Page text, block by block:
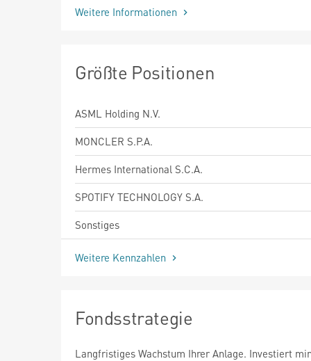
Weitere Informationen
Größte Positionen
ASML Holding N.V.
MONCLER S.P.A.
Hermes International S.C.A.
SPOTIFY TECHNOLOGY S.A.
Sonstiges
Weitere Kennzahlen
Fondsstrategie
Langfristiges Wachstum Ihrer Anlage. Investiert